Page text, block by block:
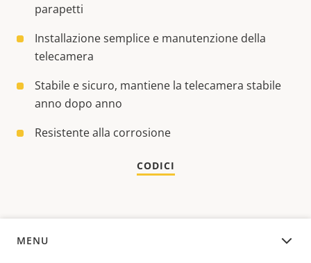
parapetti
Installazione semplice e manutenzione della
telecamera
Stabile e sicuro, mantiene la telecamera stabile
anno dopo anno
Resistente alla corrosione
CODICI
MENU
PANORAMICA